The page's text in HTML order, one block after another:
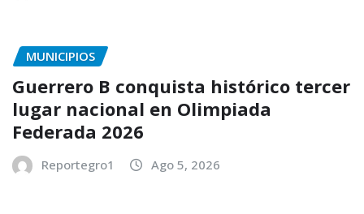
MUNICIPIOS
Guerrero B conquista histórico tercer
lugar nacional en Olimpiada
Federada 2026
Reportegro1 Ago 5, 2026